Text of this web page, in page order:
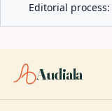
Editorial process:
Audiala